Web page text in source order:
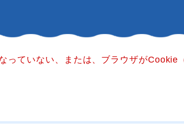
っていない、または、ブラウザがCookie